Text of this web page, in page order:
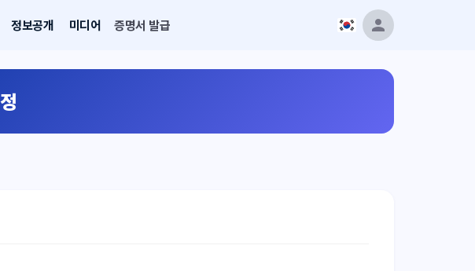
정보공개 미디어 증명서 발급